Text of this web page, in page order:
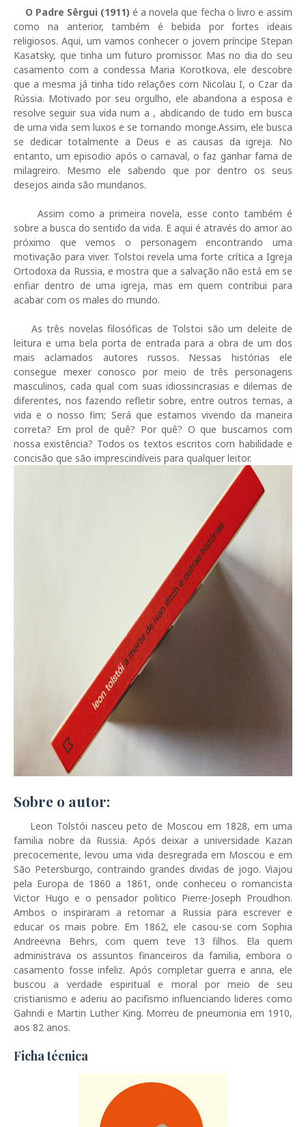
O Padre Sêrgui (1911) é a novela que fecha o livro e assim
como na anterior, também é bebida por fortes ideais
religiosos. Aqui, um vamos conhecer o jovem príncipe Stepan
Kasatsky, que tinha um futuro promissor. Mas no dia do seu
casamento com a condessa Maria Korotkova, ele descobre
que a mesma já tinha tido relações com Nicolau I, o Czar da
Rússia. Motivado por seu orgulho, ele abandona a esposa e
resolve seguir sua vida num a , abdicando de tudo em busca
de uma vida sem luxos e se tornando monge.Assim, ele busca
se dedicar totalmente a Deus e as causas da igreja. No
entanto, um episodio após o carnaval, o faz ganhar fama de
milagreiro. Mesmo ele sabendo que por dentro os seus
desejos ainda são mundanos.
Assim como a primeira novela, esse conto também é
sobre a busca do sentido da vida. E aqui é através do amor ao
próximo que vemos o personagem encontrando uma
motivação para viver. Tolstoi revela uma forte crítica a Igreja
Ortodoxa da Russia, e mostra que a salvação não está em se
enfiar dentro de uma igreja, mas em quem contribui para
acabar com os males do mundo.
As três novelas filosóficas de Tolstoi são um deleite de
leitura e uma bela porta de entrada para a obra de um dos
mais aclamados autores russos. Nessas histórias ele
consegue mexer conosco por meio de três personagens
masculinos, cada qual com suas idiossincrasias e dilemas de
diferentes, nos fazendo refletir sobre, entre outros temas, a
vida e o nosso fim; Será que estamos vivendo da maneira
correta? Em prol de quê? Por quê? O que buscamos com
nossa existência? Todos os textos escritos com habilidade e
concisão que são imprescindíveis para qualquer leitor.
Sobre o autor:
Leon Tolstói nasceu peto de Moscou em 1828, em uma
familia nobre da Russia. Após deixar a universidade Kazan
precocemente, levou uma vida desregrada em Moscou e em
São Petersburgo, contraindo grandes dividas de jogo. Viajou
pela Europa de 1860 a 1861, onde conheceu o romancista
Victor Hugo e o pensador politico Pierre-Joseph Proudhon.
Ambos o inspiraram a retornar a Russia para escrever e
educar os mais pobre. Em 1862, ele casou-se com Sophia
Andreevna Behrs, com quem teve 13 filhos. Ela quem
administrava os assuntos financeiros da familia, embora o
casamento fosse infeliz. Após completar guerra e anna, ele
buscou a verdade espiritual e moral por meio de seu
cristianismo e aderiu ao pacifismo influenciando lideres como
Gahndi e Martin Luther King. Morreu de pneumonia em 1910,
aos 82 anos.
Ficha técnica